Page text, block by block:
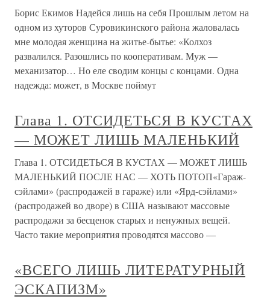
Борис Екимов Надейся лишь на себя Прошлым летом на
одном из хуторов Суровикинского района жаловалась
мне молодая женщина на житье-бытье: «Колхоз
развалился. Разошлись по кооперативам. Муж —
механизатор… Но еле сводим концы с концами. Одна
надежда: может, в Москве поймут
Глава 1. ОТСИДЕТЬСЯ В КУСТАХ
— МОЖЕТ ЛИШЬ МАЛЕНЬКИЙ
Глава 1. ОТСИДЕТЬСЯ В КУСТАХ — МОЖЕТ ЛИШЬ
МАЛЕНЬКИЙ ПОСЛЕ НАС — ХОТЬ ПОТОП«Гараж-
сэйлами» (распродажей в гараже) или «Ярд-сэйлами»
(распродажей во дворе) в США называют массовые
распродажи за бесценок старых и ненужных вещей.
Часто такие мероприятия проводятся массово —
«ВСЕГО ЛИШЬ ЛИТЕРАТУРНЫЙ
ЭСКАПИЗМ»